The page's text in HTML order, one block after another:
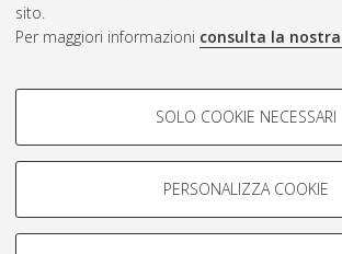
sito.
Per maggiori informazioni consulta la
COOKIE DI PROFILAZIONE -
Si tratta di cookie utilizzati per analizzare le
navigazione degli utenti, creare profili in base al
Mostra cookie di profilazione
SOLO COOKIE NECESSARI
PERSONALIZZA COOKIE
ISSN: 2038-7946
Impostazioni Cookie
Informativa sulla privacy
Condizioni d’uso del sito